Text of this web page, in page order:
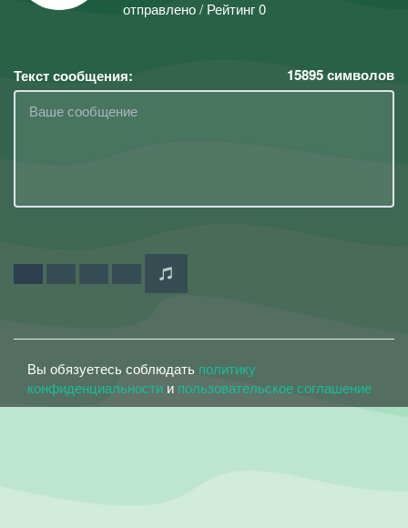
отправлено / Рейтинг 0
Текст сообщения: 15895символов
Вы обязуетесь соблюдать политику
конфиденциальности и пользовательское соглашение